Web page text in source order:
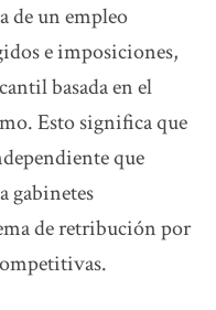
de un empleo
e imposiciones,
basada en el
Esto significa que
que
gabinetes
de retribución por